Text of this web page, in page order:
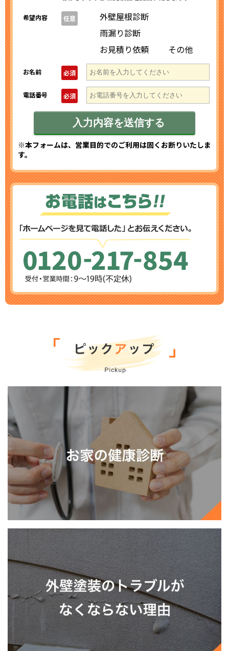
希望内容 任意
外壁屋根診断
雨漏り診断
お見積り依頼
その他
お名前 必須
電話番号 必須
※本フォームは、営業目的でのご利用は固くお断りいたしま
す。